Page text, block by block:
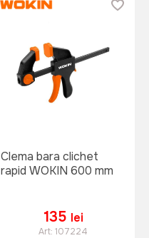
Clema bara clichet
rapid WOKIN 600 mm
135 lei
Art: 107224